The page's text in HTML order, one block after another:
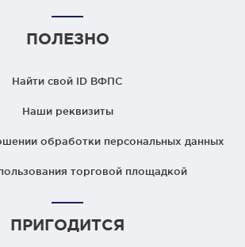
ПОЛЕЗНО
Найти свой ID ВФПС
Наши реквизиты
обработки персональных данных
торговой площадкой
ПРИГОДИТСЯ